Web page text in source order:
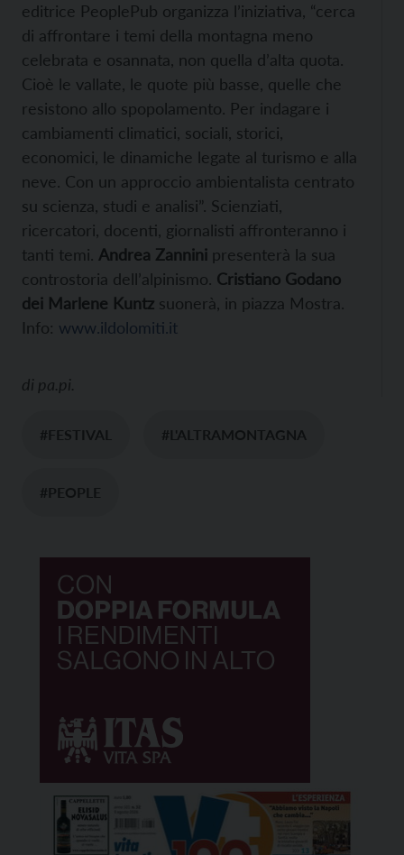
editrice PeoplePub organizza l’iniziativa, “cerca
di affrontare i temi della montagna meno
celebrata e osannata, non quella d’alta quota.
Cioè le vallate, le quote più basse, quelle che
resistono allo spopolamento. Per indagare i
cambiamenti climatici, sociali, storici,
economici, le dinamiche legate al turismo e alla
neve. Con un approccio ambientalista centrato
su scienza, studi e analisi”. Scienziati,
ricercatori, docenti, giornalisti affronteranno i
tanti temi. Andrea Zannini presenterà la sua
controstoria dell’alpinismo. Cristiano Godano
dei Marlene Kuntz suonerà, in piazza Mostra.
Info: www.ildolomiti.it
di pa.pi.
#FESTIVAL #L'ALTRAMONTAGNA
#PEOPLE